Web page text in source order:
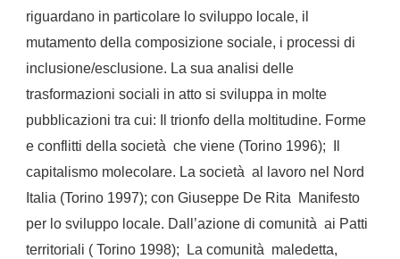
riguardano in particolare lo sviluppo locale, il
mutamento della composizione sociale, i processi di
inclusione/esclusione. La sua analisi delle
trasformazioni sociali in atto si sviluppa in molte
pubblicazioni tra cui: Il trionfo della moltitudine. Forme
e conflitti della società che viene (Torino 1996); Il
capitalismo molecolare. La società al lavoro nel Nord
Italia (Torino 1997); con Giuseppe De Rita Manifesto
per lo sviluppo locale. Dall’azione di comunità ai Patti
territoriali ( Torino 1998); La comunità maledetta,